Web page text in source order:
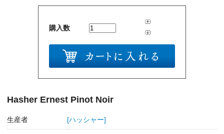
購入数
Hasher Ernest Pinot Noir
生産者 [ハッシャー]